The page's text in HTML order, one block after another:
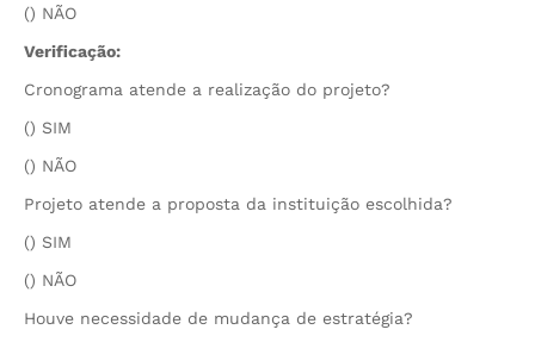
() NÃO
Verificação:
Cronograma atende a realização do projeto?
() SIM
() NÃO
Projeto atende a proposta da instituição escolhida?
() SIM
() NÃO
Houve necessidade de mudança de estratégia?